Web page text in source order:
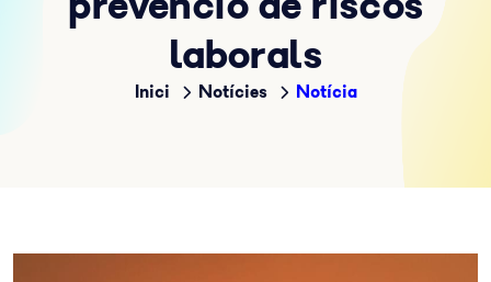
laborals
Inici Notícies Notícia